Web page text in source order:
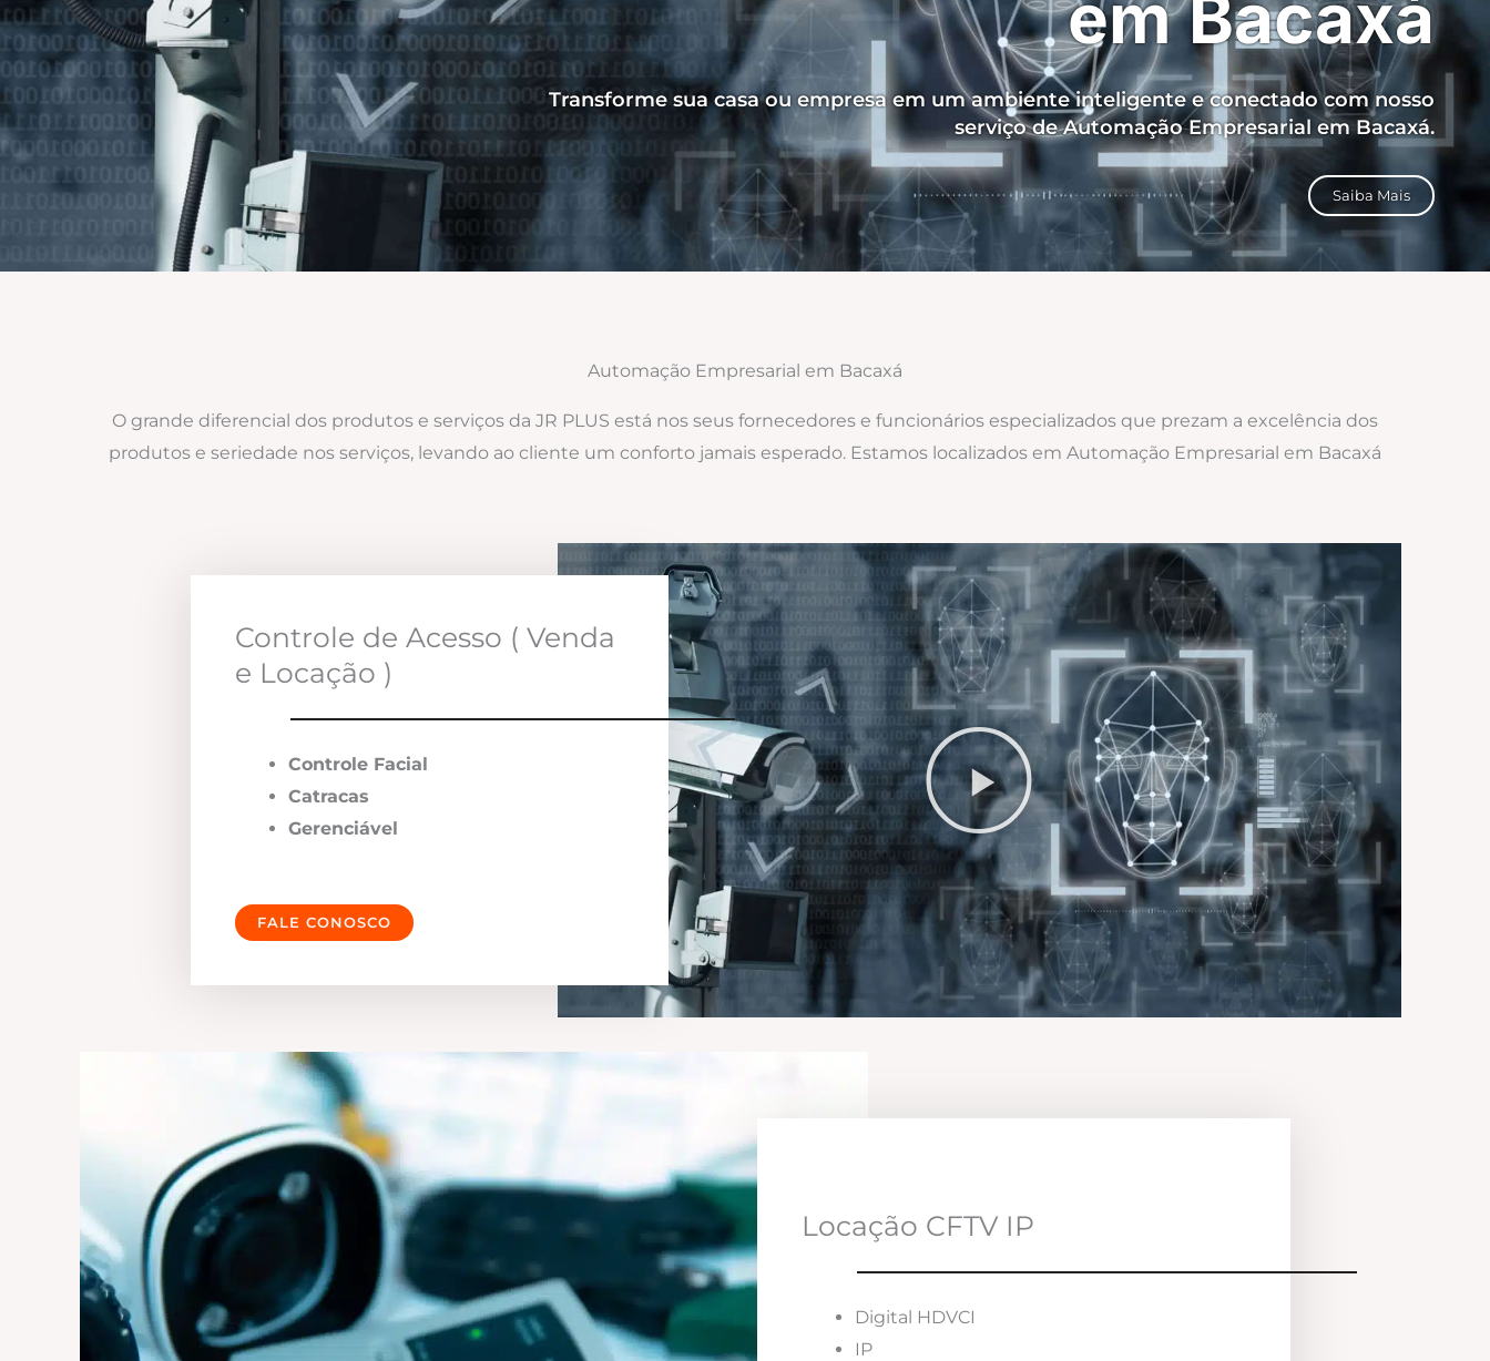
em Bacaxá
Transforme sua casa ou empresa em um ambiente inteligente e conectado com nosso
serviço de Automação Empresarial em Bacaxá.
Saiba Mais
Automação Empresarial em Bacaxá
O grande diferencial dos produtos e serviços da JR PLUS está nos seus fornecedores e funcionários especializados que prezam a excelência dos
produtos e seriedade nos serviços, levando ao cliente um conforto jamais esperado. Estamos localizados em Automação Empresarial em Bacaxá
Controle de Acesso ( Venda
e Locação )
Controle Facial
Catracas
Gerenciável
FALE CONOSCO
Locação CFTV IP
Digital HDVCI
IP